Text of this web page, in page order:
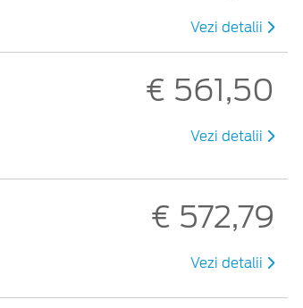
Vezi detalii
€ 561,50
Vezi detalii
€ 572,79
Vezi detalii